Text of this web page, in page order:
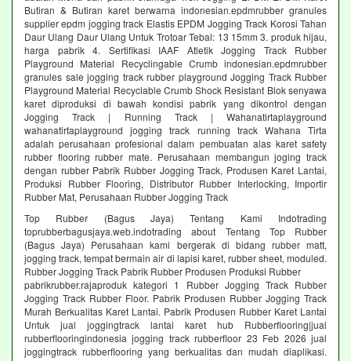
Butiran & Butiran karet berwarna indonesian.epdmrubber granules
supplier epdm jogging track Elastis EPDM Jogging Track Korosi Tahan
Daur Ulang Daur Ulang Untuk Trotoar Tebal: 13 15mm 3. produk hijau,
harga pabrik 4. Sertifikasi IAAF Atletik Jogging Track Rubber
Playground Material Recyclingable Crumb indonesian.epdmrubber
granules sale jogging track rubber playground Jogging Track Rubber
Playground Material Recyclable Crumb Shock Resistant Blok senyawa
karet diproduksi di bawah kondisi pabrik yang dikontrol dengan
Jogging Track | Running Track | Wahanatirtaplayground
wahanatirtaplayground jogging track running track Wahana Tirta
adalah perusahaan profesional dalam pembuatan alas karet safety
rubber flooring rubber mate. Perusahaan membangun joging track
dengan rubber Pabrik Rubber Jogging Track, Produsen Karet Lantai,
Produksi Rubber Flooring, Distributor Rubber Interlocking, Importir
Rubber Mat, Perusahaan Rubber Jogging Track
Top Rubber (Bagus Jaya) Tentang Kami Indotrading
toprubberbagusjaya.web.indotrading about Tentang Top Rubber
(Bagus Jaya) Perusahaan kami bergerak di bidang rubber matt,
jogging track, tempat bermain air di lapisi karet, rubber sheet, moduled.
Rubber Jogging Track Pabrik Rubber Produsen Produksi Rubber
pabrikrubber.rajaproduk kategori 1 Rubber Jogging Track Rubber
Jogging Track Rubber Floor. Pabrik Produsen Rubber Jogging Track
Murah Berkualitas Karet Lantai. Pabrik Produsen Rubber Karet Lantai
Untuk jual joggingtrack lantai karet hub Rubberflooring|jual
rubberflooringindonesia jogging track rubberfloor 23 Feb 2026 jual
joggingtrack rubberflooring yang berkualitas dan mudah diaplikasi.